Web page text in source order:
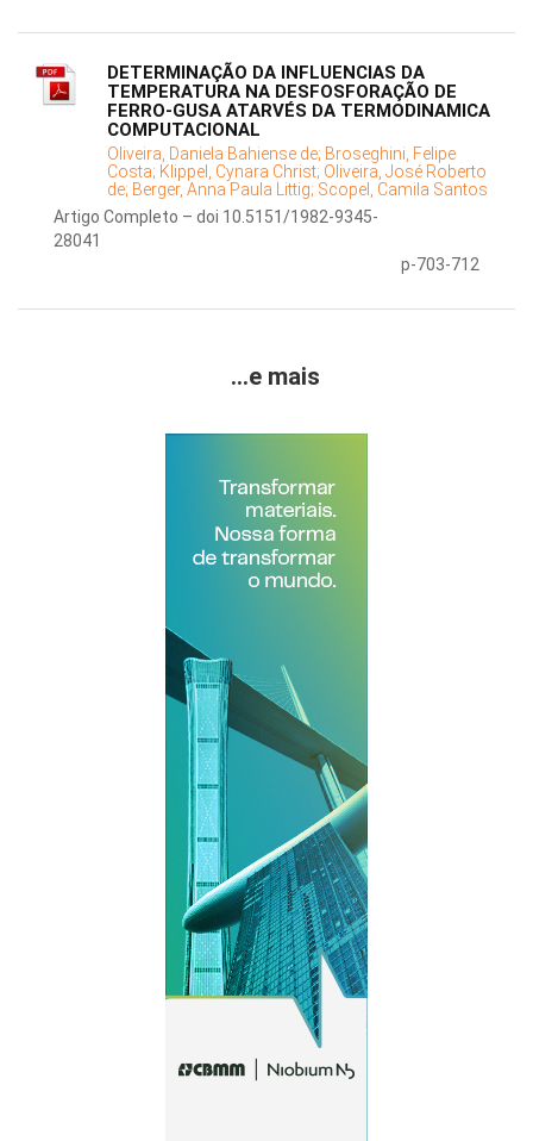
DETERMINAÇÃO DA INFLUENCIAS DA
TEMPERATURA NA DESFOSFORAÇÃO DE
FERRO-GUSA ATARVÉS DA TERMODINAMICA
COMPUTACIONAL
Oliveira, Daniela Bahiense de; Broseghini, Felipe
Costa; Klippel, Cynara Christ; Oliveira, José Roberto
de; Berger, Anna Paula Littig; Scopel, Camila Santos
Artigo Completo – doi 10.5151/1982-9345-
28041
p-703-712
...e mais